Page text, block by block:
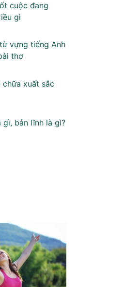
cuộc đang
gì
vựng tiếng Anh
thơ
chữa xuất sắc
gì, bản lĩnh là gì?